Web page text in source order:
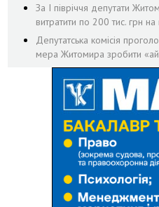
За І півріччя депутати
витратити по 200 тис. грн
Депутатська комісія
мера Житомира зробити